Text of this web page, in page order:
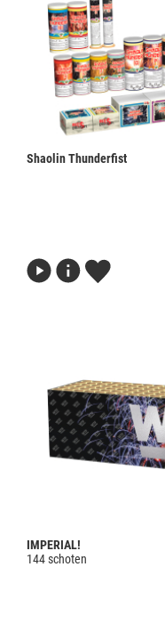
Shaolin Thunderfist
IMPERIAL!
144 schoten